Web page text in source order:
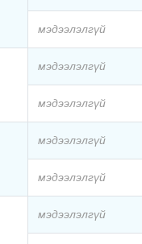
мэдээлэлгүй
мэдээлэлгүй
мэдээлэлгүй
мэдээлэлгүй
мэдээлэлгүй
мэдээлэлгүй